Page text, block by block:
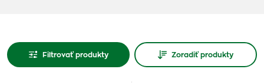
Filtrovať produkty Zoradiť produkty